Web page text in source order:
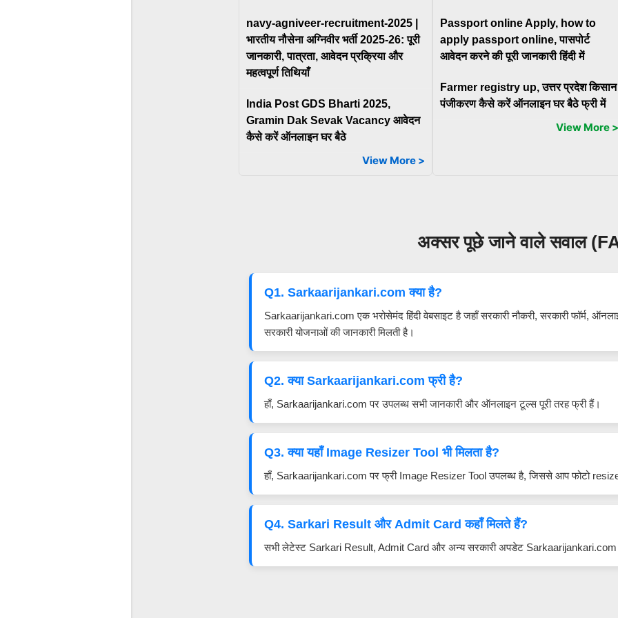
navy-agniveer-recruitment-2025 |
भारतीय नौसेना अग्निवीर भर्ती 2025-26: पूरी
जानकारी, पात्रता, आवेदन प्रक्रिया और
महत्वपूर्ण तिथियाँ
India Post GDS Bharti 2025,
Gramin Dak Sevak Vacancy आवेदन
कैसे करें ऑनलाइन घर बैठे
View More >
Passport online Apply, how to
apply passport online, पासपोर्ट
आवेदन करने की पूरी जानकारी हिंदी में
Farmer registry up, उत्तर प्रदेश किसान
पंजीकरण कैसे करें ऑनलाइन घर बैठे फ्री में
View More >
अक्सर पूछे जाने वाले सवाल
Q1. Sarkaarijankari.com क्या है?
Sarkaarijankari.com एक भरोसेमंद हिंदी वेबसाइट है जहाँ सरकारी नौकरी, सरकारी फॉर्म,
सरकारी योजनाओं की जानकारी मिलती है।
Q2. क्या Sarkaarijankari.com फ्री है?
हाँ, Sarkaarijankari.com पर उपलब्ध सभी जानकारी और ऑनलाइन टूल्स पूरी तरह फ्री हैं।
Q3. क्या यहाँ Image Resizer Tool भी मिलता है?
हाँ, Sarkaarijankari.com पर फ्री Image Resizer Tool उपलब्ध है, जिससे आप फोटो
Q4. Sarkari Result और Admit Card कहाँ मिलते हैं?
सभी लेटेस्ट Sarkari Result, Admit Card और अन्य सरकारी अपडेट Sarkaarijankari.com